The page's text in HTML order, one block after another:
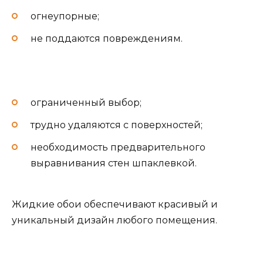
огнеупорные;
не поддаются повреждениям.
ограниченный выбор;
трудно удаляются с поверхностей;
необходимость предварительного
выравнивания стен шпаклевкой.
Жидкие обои обеспечивают красивый и
уникальный дизайн любого помещения.